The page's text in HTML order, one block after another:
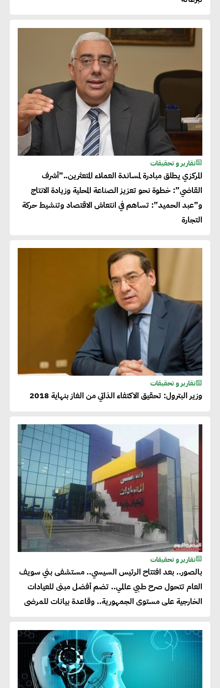
تقارير و تحقيقات
المركزي يطلق مبادرة لمساندة العملاء المتعثرين..”أشرف
القاضي”: خطوة نحو تعزيز الصناعة المحلية وزيادة الانتاج
و”عبد الحميد”: تساهم في انتعاش الاقتصاد وتنشيط حركة
التجارة
تقارير و تحقيقات
وزير البترول: تحقيق الاكتفاء الذاتي من الغاز بنهاية 2018
تقارير و تحقيقات
بالصور.. بعد افتتاح الرئيس السيسي.. مستشفى بني سويف
العام تتحول صرح طبي عالمي.. تضم أفضل مبنى للعيادات
الخارجية على مستوى الجمهورية.. وقاعدة بيانات للمرضى